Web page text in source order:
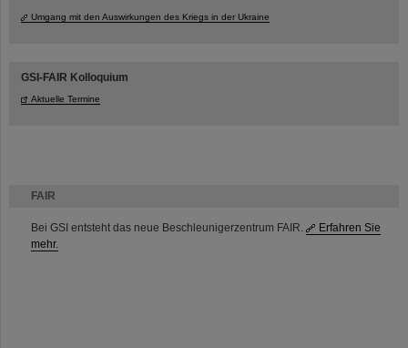
FAIR
Bei GSI entsteht das neue Beschleunigerzentrum FAIR.
Erfahren Sie
mehr.
Umgang mit den Auswirkungen des Kriegs in der Ukraine
GSI-FAIR Kolloquium
Aktuelle Termine